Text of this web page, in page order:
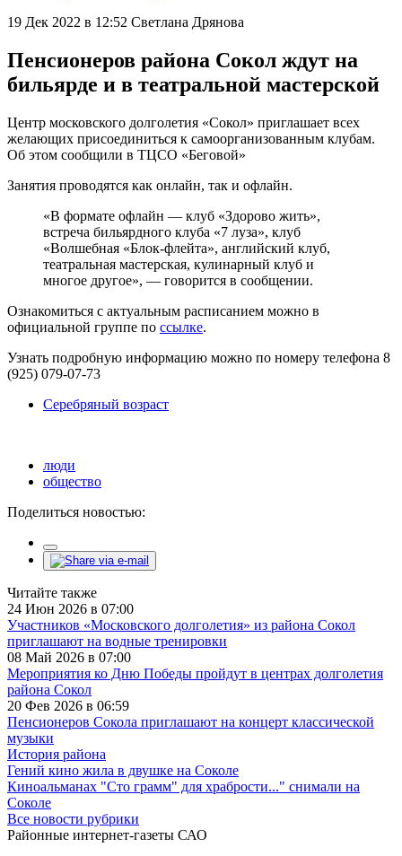
19 Дек 2022 в 12:52 Светлана Дрянова
Пенсионеров района Сокол ждут на
бильярде и в театральной мастерской
Центр московского долголетия «Сокол» приглашает всех
желающих присоединиться к самоорганизованным клубам.
Об этом сообщили в ТЦСО «Беговой»
Занятия проводятся как онлайн, так и офлайн.
«В формате офлайн — клуб «Здорово жить»,
встреча бильярдного клуба «7 луза», клуб
«Волшебная «Блок-флейта», английский клуб,
театральная мастерская, кулинарный клуб и
многое другое», — говорится в сообщении.
Ознакомиться с актуальным расписанием можно в
официальной группе по ссылке.
Узнать подробную информацию можно по номеру телефона 8
(925) 079-07-73
Серебряный возраст
люди
общество
Поделиться новостью:
Читайте также
24 Июн 2026 в 07:00
Участников «Московского долголетия» из района Сокол
приглашают на водные тренировки
08 Май 2026 в 07:00
Мероприятия ко Дню Победы пройдут в центрах долголетия
района Сокол
20 Фев 2026 в 06:59
Пенсионеров Сокола приглашают на концерт классической
музыки
История района
Гений кино жила в двушке на Соколе
Киноальманах "Сто грамм" для храбрости..." снимали на
Соколе
Все новости рубрики
Районные интернет-газеты САО